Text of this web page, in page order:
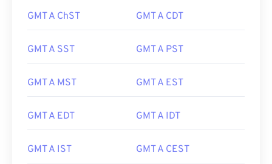
GMT A ChST GMT A CDT
GMT A SST GMT A PST
GMT A MST GMT A EST
GMT A EDT GMT A IDT
GMT A IST GMT A CEST